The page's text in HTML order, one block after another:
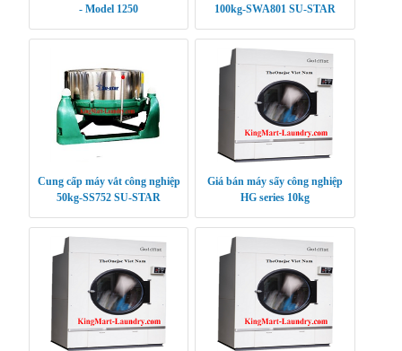
- Model 1250
100kg-SWA801 SU-STAR
Cung cấp máy vắt công nghiệp
50kg-SS752 SU-STAR
Giá bán máy sấy công nghiệp
HG series 10kg